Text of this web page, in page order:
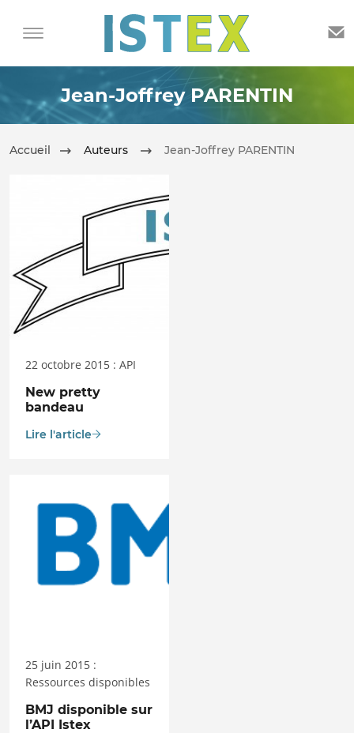
Jean-Joffrey PARENTIN
Accueil Auteurs Jean-Joffrey PARENTIN
22 octobre 2015 : API
New pretty
bandeau
Lire l'article
25 juin 2015 :
Ressources disponibles
BMJ disponible sur
l’API Istex